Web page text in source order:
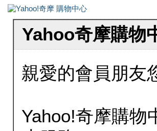
Yahoo奇摩購物
親愛的會員朋友
Yahoo!奇摩購物